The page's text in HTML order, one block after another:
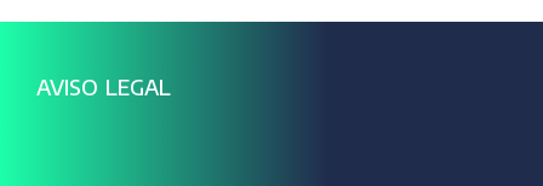
AVISO LEGAL